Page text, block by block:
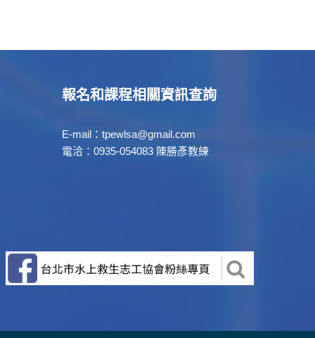
報名和課程相關資訊查詢
E-mail：tpewlsa@gmail.com
電洽：0935-054083 陳勝彥教練